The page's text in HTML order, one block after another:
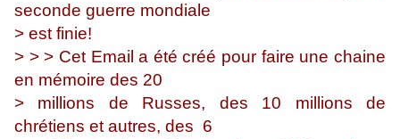
seconde guerre mondiale
> est finie!
> > > Cet Email a été créé pour faire une chaine
en mémoire des 20
> millions de Russes, des 10 millions de
chrétiens et autres, des 6